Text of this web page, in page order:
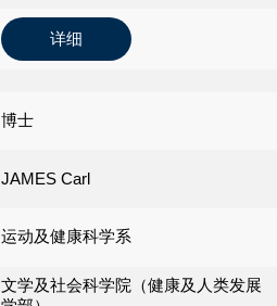
详细
博士
JAMES Carl
运动及健康科学系
文学及社会科学院（健康及人类发展